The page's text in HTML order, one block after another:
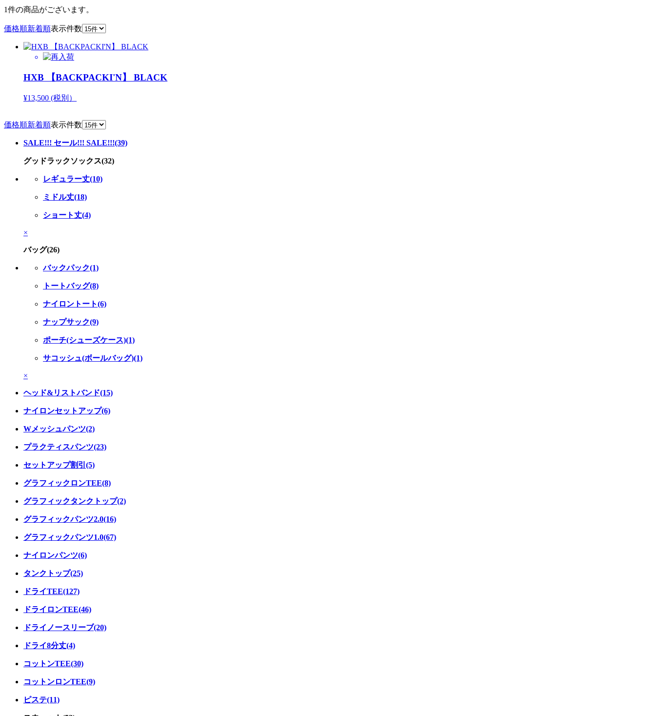
1件の商品がございます。
価格順新着順表示件数
HXB 【BACKPACKI'N】 BLACK
¥13,500 (税別）
価格順新着順表示件数
SALE!!! セール!!! SALE!!!(39)
グッドラックソックス(32)
レギュラー丈(10)
ミドル丈(18)
ショート丈(4)
×
バッグ(26)
バックパック(1)
トートバッグ(8)
ナイロントート(6)
ナップサック(9)
ポーチ(シューズケース)(1)
サコッシュ(ボールバッグ)(1)
×
ヘッド&リストバンド(15)
ナイロンセットアップ(6)
Wメッシュパンツ(2)
プラクティスパンツ(23)
セットアップ割引(5)
グラフィックロンTEE(8)
グラフィックタンクトップ(2)
グラフィックパンツ2.0(16)
グラフィックパンツ1.0(67)
ナイロンパンツ(6)
タンクトップ(25)
ドライTEE(127)
ドライロンTEE(46)
ドライノースリーブ(20)
ドライ8分丈(4)
コットンTEE(30)
コットンロンTEE(9)
ピステ(11)